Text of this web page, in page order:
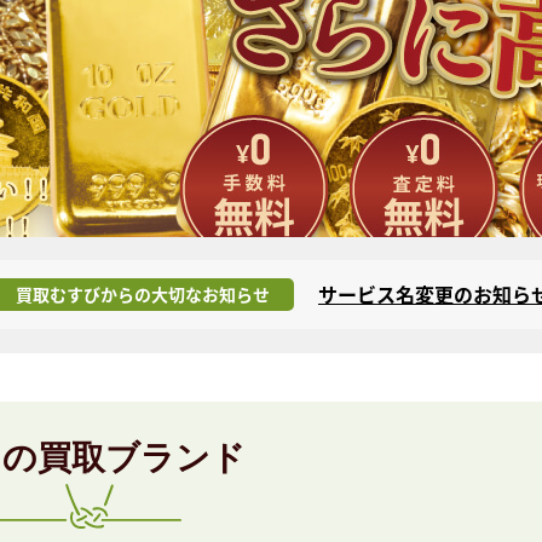
買取むすびからの大切なお知らせ サービス名変更のお知ら
買取ブランド